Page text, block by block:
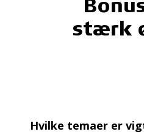
stærk
Hvilke temaer er